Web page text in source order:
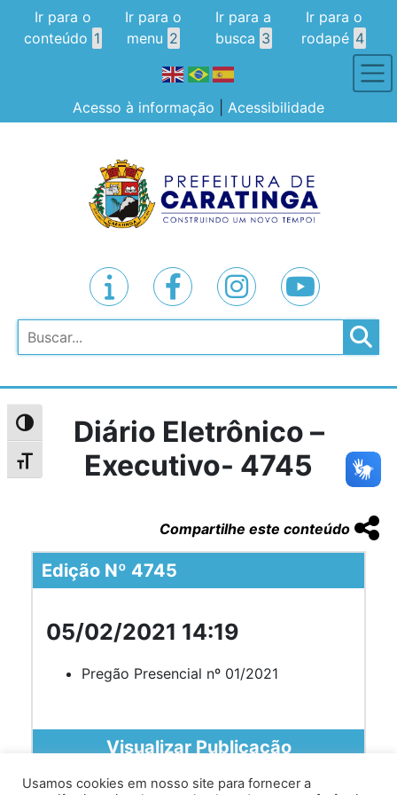
Alternar alto contraste
Alternar tamanho da fonte
Ir para o
conteúdo 1
Ir para o
menu 2
Ir para a
busca 3
Ir para o
rodapé 4
Acesso à informação Acessibilidade
Pesquisar
Diário Eletrônico –
Executivo- 4745
Compartilhe este conteúdo
Edição Nº 4745
05/02/2021 14:19
Pregão Presencial nº 01/2021
Visualizar Publicação
Usamos cookies em nosso site para fornecer a